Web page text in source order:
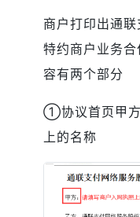
商户打印出通
特约商户业务
容有两个部分
①协议首页甲方
上的名称